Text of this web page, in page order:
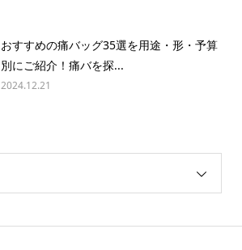
おすすめの痛バッグ35選を用途・形・予算
別にご紹介！痛バを探...
2024.12.21